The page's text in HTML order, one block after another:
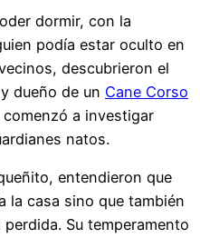
dormir, con la
podía estar oculto en
descubrieron el
dueño de un Cane Corso
comenzó a investigar
natos.
entendieron que
la casa sino que también
Su temperamento